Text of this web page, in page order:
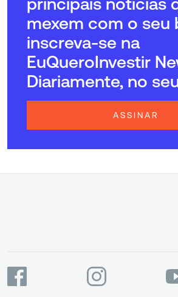
mexem com o seu
inscreva-se na
EuQueroInvestir
Diariamente, no
ASSINAR